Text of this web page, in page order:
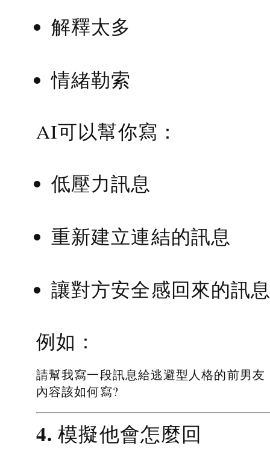
解釋太多
情緒勒索
AI可以幫你寫：
低壓力訊息
重新建立連結的訊息
讓對方安全感回來的訊
例如：
請幫我寫一段訊息給逃避型人格的前男友
內容該如何寫?
4. 模擬他會怎麼回